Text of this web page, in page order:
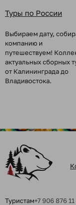
Туры по России
Выбираем дату,
компанию и
путешествуем!
актуальных сборных
от Калининграда до
Владивостока.
Туристам+7 906 876 11